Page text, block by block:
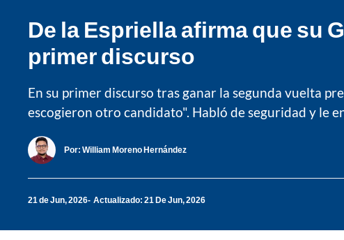
De la Espriella afirma que su
primer discurso
En su primer discurso tras ganar la segunda vuelta
escogieron otro candidato". Habló de seguridad y le
Por: William Moreno Hernández
21 de Jun, 2026 Actualizado: 21 De Jun, 2026